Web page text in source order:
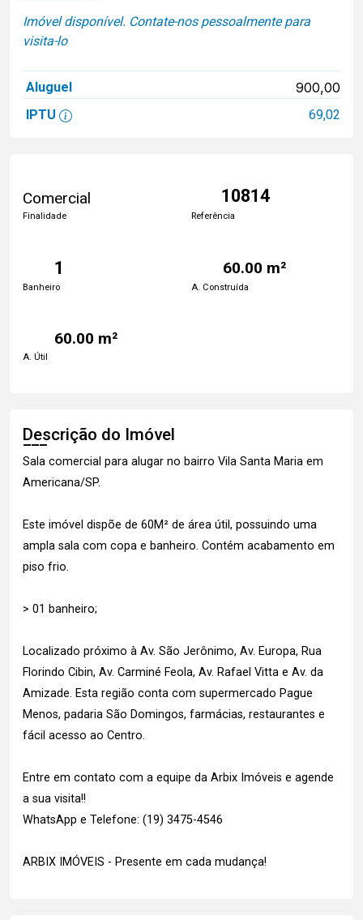
Imóvel disponível. Contate-nos pessoalmente para
visita-lo
Aluguel 900,00
IPTU 69,02
Comercial
Finalidade
10814
Referência
1
Banheiro
60.00 m²
A. Construída
60.00 m²
A. Útil
Descrição do Imóvel
Sala comercial para alugar no bairro Vila Santa Maria em
Americana/SP.
Este imóvel dispõe de 60M² de área útil, possuindo uma
ampla sala com copa e banheiro. Contém acabamento em
piso frio.
> 01 banheiro;
Localizado próximo à Av. São Jerônimo, Av. Europa, Rua
Florindo Cibin, Av. Carminé Feola, Av. Rafael Vitta e Av. da
Amizade. Esta região conta com supermercado Pague
Menos, padaria São Domingos, farmácias, restaurantes e
fácil acesso ao Centro.
Entre em contato com a equipe da Arbix Imóveis e agende
a sua visita!!
WhatsApp e Telefone: (19) 3475-4546
ARBIX IMÓVEIS - Presente em cada mudança!